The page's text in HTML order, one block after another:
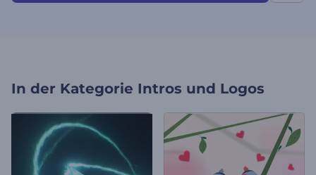
In der Kategorie Intros und Logos